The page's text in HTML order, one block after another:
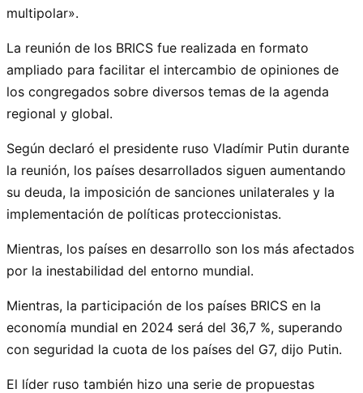
multipolar».
La reunión de los BRICS fue realizada en formato
ampliado para facilitar el intercambio de opiniones de
los congregados sobre diversos temas de la agenda
regional y global.
Según declaró el presidente ruso Vladímir Putin durante
la reunión, los países desarrollados siguen aumentando
su deuda, la imposición de sanciones unilaterales y la
implementación de políticas proteccionistas.
Mientras, los países en desarrollo son los más afectados
por la inestabilidad del entorno mundial.
Mientras, la participación de los países BRICS en la
economía mundial en 2024 será del 36,7 %, superando
con seguridad la cuota de los países del G7, dijo Putin.
El líder ruso también hizo una serie de propuestas